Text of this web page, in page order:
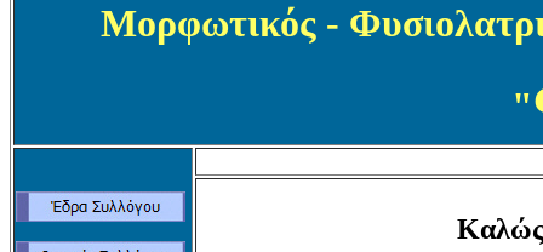
Μορφωτικός -
"
Καλώς